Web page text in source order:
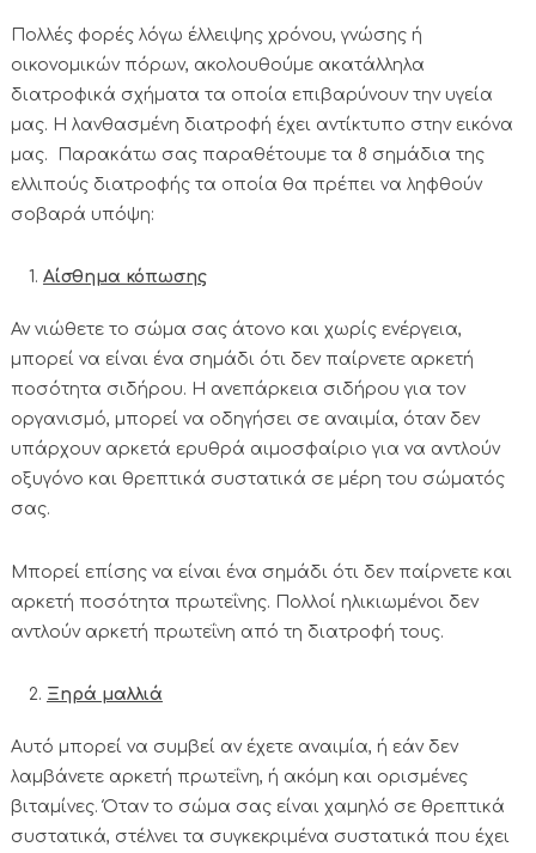
Πολλές φορές λόγω έλλειψης χρόνου, γνώσης ή
οικονομικών πόρων, ακολουθούμε ακατάλληλα
διατροφικά σχήματα τα οποία επιβαρύνουν την υγεία
μας. Η λανθασμένη διατροφή έχει αντίκτυπο στην εικόνα
μας. Παρακάτω σας παραθέτουμε τα 8 σημάδια της
ελλιπούς διατροφής τα οποία θα πρέπει να ληφθούν
σοβαρά υπόψη:
Αίσθημα κόπωσης
Αν νιώθετε το σώμα σας άτονο και χωρίς ενέργεια,
μπορεί να είναι ένα σημάδι ότι δεν παίρνετε αρκετή
ποσότητα σιδήρου. Η ανεπάρκεια σιδήρου για τον
οργανισμό, μπορεί να οδηγήσει σε αναιμία, όταν δεν
υπάρχουν αρκετά ερυθρά αιμοσφαίριο για να αντλούν
οξυγόνο και θρεπτικά συστατικά σε μέρη του σώματός
σας.
Μπορεί επίσης να είναι ένα σημάδι ότι δεν παίρνετε και
αρκετή ποσότητα πρωτεΐνης. Πολλοί ηλικιωμένοι δεν
αντλούν αρκετή πρωτεΐνη από τη διατροφή τους.
Ξηρά μαλλιά
Αυτό μπορεί να συμβεί αν έχετε αναιμία, ή εάν δεν
λαμβάνετε αρκετή πρωτεΐνη, ή ακόμη και ορισμένες
βιταμίνες. Όταν το σώμα σας είναι χαμηλό σε θρεπτικά
συστατικά, στέλνει τα συγκεκριμένα συστατικά που έχει